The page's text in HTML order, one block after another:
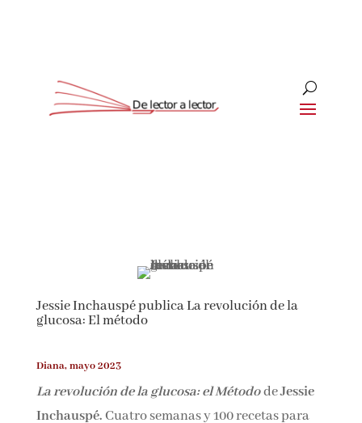
Jessie Inchauspé publica La revolución de la
glucosa: El método
Diana, mayo 2023
La revolución de la glucosa: el MétododeJessie
Inchauspé. Cuatro semanas y 100 recetas para
Suscríbete
Únete a nuestra comunidad de amantes de la
literatura y recibe las últimas noticias y